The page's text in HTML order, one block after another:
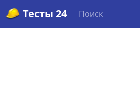
Тесты 24 Поиск